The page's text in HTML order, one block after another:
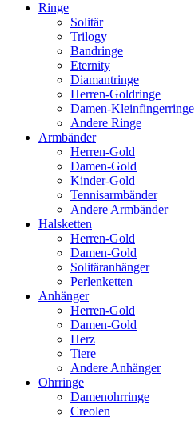
Ringe
Solitär
Trilogy
Bandringe
Eternity
Diamantringe
Herren-Goldringe
Damen-Kleinfingerringe
Andere Ringe
Armbänder
Herren-Gold
Damen-Gold
Kinder-Gold
Tennisarmbänder
Andere Armbänder
Halsketten
Herren-Gold
Damen-Gold
Solitäranhänger
Perlenketten
Anhänger
Herren-Gold
Damen-Gold
Herz
Tiere
Andere Anhänger
Ohrringe
Damenohrringe
Creolen